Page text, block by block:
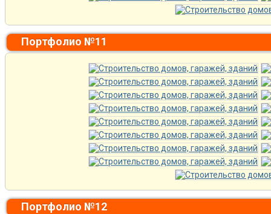
Портфолио №11
Портфолио №12